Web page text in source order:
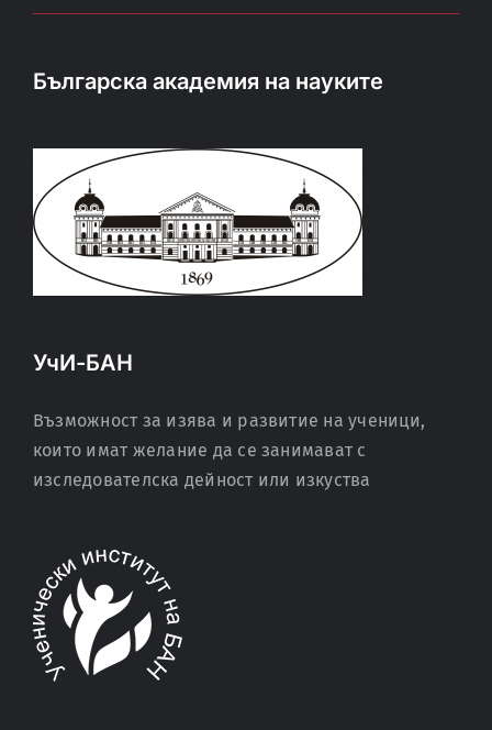
Българска академия на науките
УчИ-БАН
Възможност за изява и развитие на ученици,
които имат желание да се занимават с
изследователска дейност или изкуства